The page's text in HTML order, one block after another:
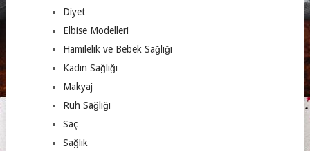
Diyet
Elbise Modelleri
Hamilelik ve Bebek Sağlığı
Kadın Sağlığı
Makyaj
Ruh Sağlığı
Saç
Sağlık